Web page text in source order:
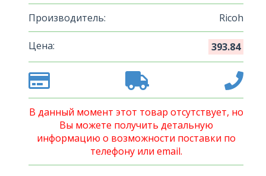
Производитель: Ricoh
Цена: 393.84
В данный момент этот товар отсутствует, но
Вы можете получить детальную
информацию о возможности поставки по
телефону или email.